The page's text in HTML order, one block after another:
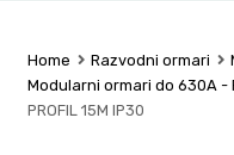
Home Razvodni ormari
Modularni ormari do 630A -
PROFIL 15M IP30